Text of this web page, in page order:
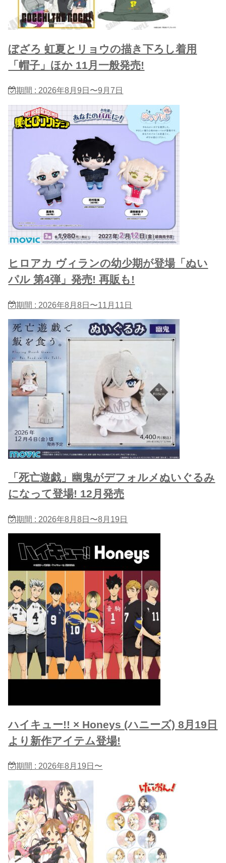
ぼざろ 虹夏とリョウの描き下ろし着用
「帽子」ほか 11月一般発売!
期間 : 2026年8月9日〜9月7日
ヒロアカ ヴィランの幼少期が登場「ぬい
パル 第4弾」発売! 再販も!
期間 : 2026年8月8日〜11月11日
「死亡遊戯」幽鬼がデフォルメぬいぐるみ
になって登場! 12月発売
期間 : 2026年8月8日〜8月19日
ハイキュー!! × Honeys (ハニーズ) 8月19日
より新作アイテム登場!
期間 : 2026年8月19日〜